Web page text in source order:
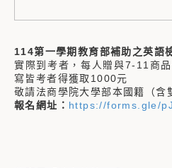
114第一學期教育部補助之英語
實際到考者，每人贈與7-11商
寫皆考者得獲取1000元
敬請法商學院大學部本國籍（含
報名網址： https://forms.gle/